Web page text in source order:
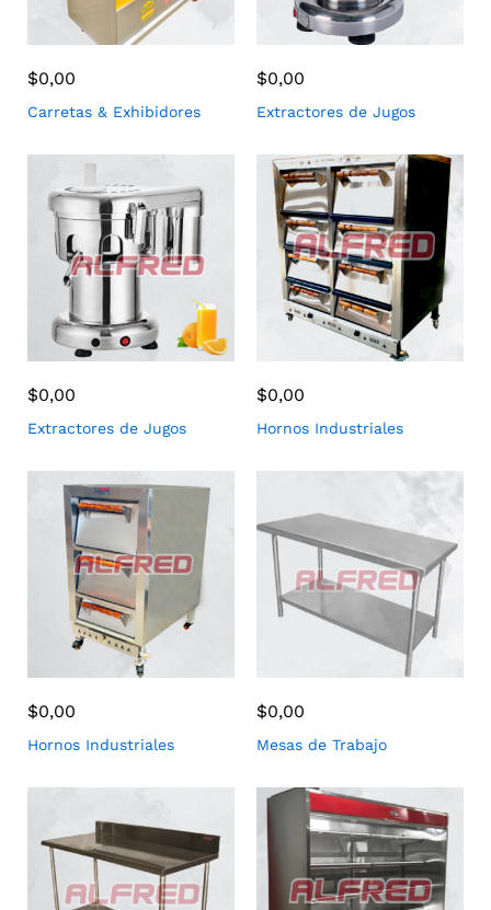
$0,00
Carretas & Exhibidores
$0,00
Extractores de Jugos
$0,00
Extractores de Jugos
$0,00
Hornos Industriales
$0,00
Hornos Industriales
$0,00
Mesas de Trabajo